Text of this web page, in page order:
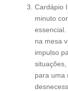
Cardápio
minuto
essencial.
na mesa
impulso
para uma